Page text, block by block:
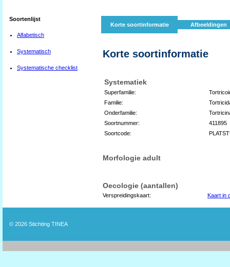
Soortenlijst
Alfabetisch
Systematisch
Systematische checklist
Korte soortinformatie Afbeeldingen
Korte soortinformatie
Systematiek
Superfamilie:
Familie:
Onderfamilie:
Soortnummer:
411895
Soortcode:
Morfologie adult
Oecologie (aantallen)
Verspreidingskaart: Kaart in
© 2026 Stichting TINEA